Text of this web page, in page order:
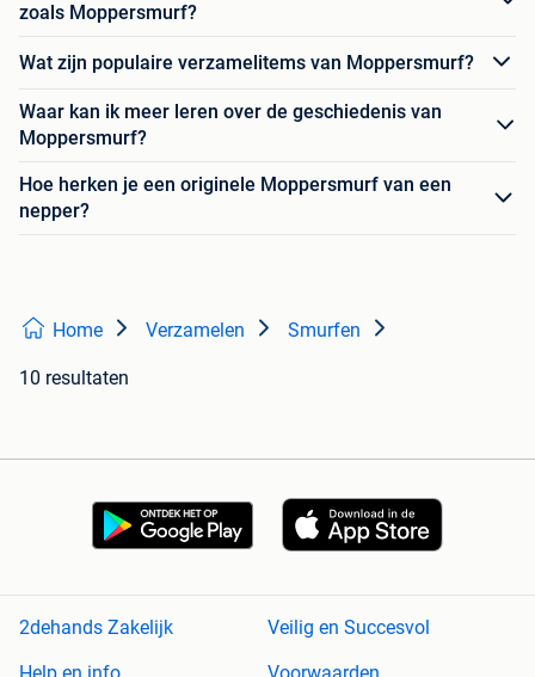
zoals Moppersmurf?
Wat zijn populaire verzamelitems van Moppersmurf?
Waar kan ik meer leren over de geschiedenis van
Moppersmurf?
Hoe herken je een originele Moppersmurf van een
nepper?
Home Verzamelen Smurfen
10 resultaten
2dehands Zakelijk
Veilig en Succesvol